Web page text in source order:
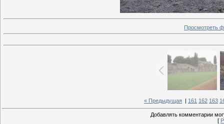
Просмотреть
« Предыдущая 161 162 163
Добавлять комментарии
[